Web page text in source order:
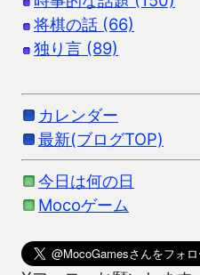
将棋の話 (66)
独り言 (89)
カレンダー
最新(ブログTOP)
今日は何の日
Mocoゲーム